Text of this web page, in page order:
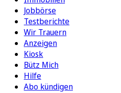
Jobbörse
Testberichte
Wir Trauern
Anzeigen
Kiosk
Bütz Mich
Hilfe
Abo kündigen